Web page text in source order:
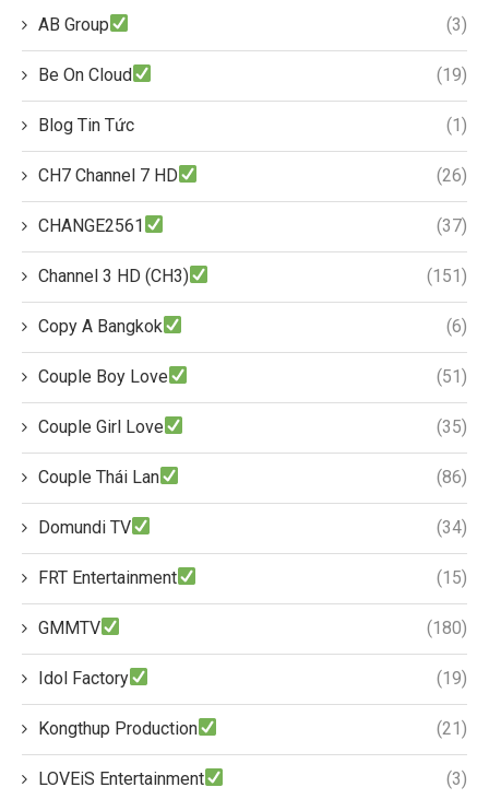
AB Group (3)
Be On Cloud (19)
Blog Tin Tức (1)
CH7 Channel 7 HD (26)
CHANGE2561 (37)
Channel 3 HD (CH3) (151)
Copy A Bangkok (6)
Couple Boy Love (51)
Couple Girl Love (35)
Couple Thái Lan (86)
Domundi TV (34)
FRT Entertainment (15)
GMMTV (180)
Idol Factory (19)
Kongthup Production (21)
LOVEiS Entertainment (3)